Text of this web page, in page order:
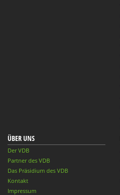
ÜBER UNS
Der VDB
Partner des VDB
Das Präsidium des VDB
Kontakt
Impressum